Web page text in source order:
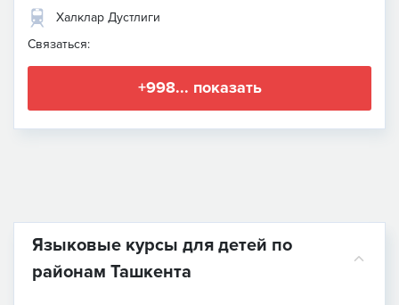
Халклар Дустлиги
Связаться:
+998... показать
Языковые курсы для детей по
районам Ташкента